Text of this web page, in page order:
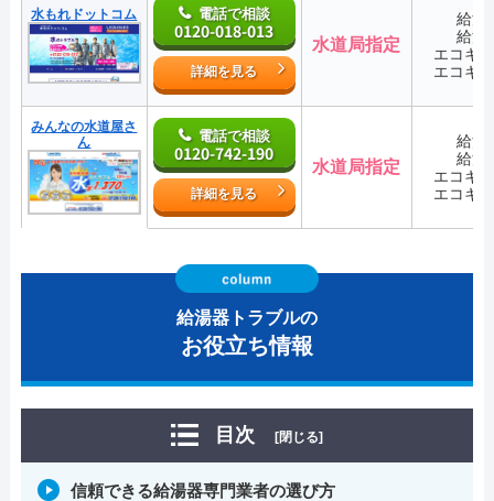
水もれドットコム 電話で相談
0120-018-013
詳細を見る
水道局指定
給湯
給湯
エコキ
エコキ
みんなの水道屋さ
ん
電話で相談
0120-742-190
詳細を見る
水道局指定
給湯
給湯
エコキ
エコキ
給湯器トラブルの
お役立ち情報
目次 [閉じる]
信頼できる給湯器専門業者の選び方